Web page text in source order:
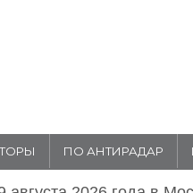
ПО АНТИРАДАР